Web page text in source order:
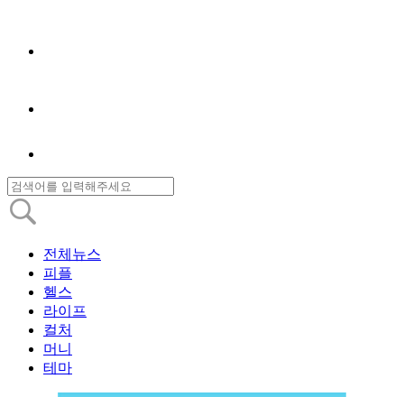
전체뉴스
피플
헬스
라이프
컬처
머니
테마